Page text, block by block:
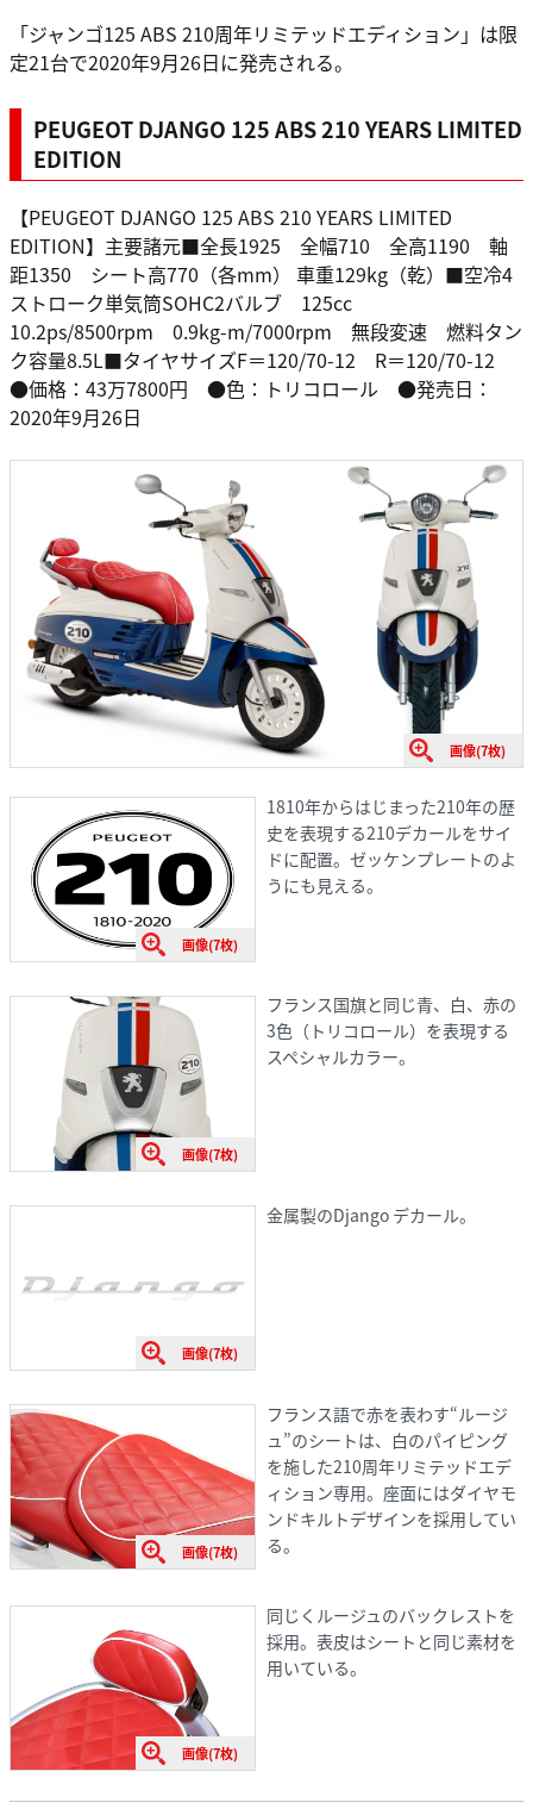
「ジャンゴ125 ABS 210周年リミテッドエディション」は限
定21台で2020年9月26日に発売される。
PEUGEOT DJANGO 125 ABS 210 YEARS LIMITED
EDITION
【PEUGEOT DJANGO 125 ABS 210 YEARS LIMITED
EDITION】主要諸元■全長1925 全幅710 全高1190 軸
距1350 シート高770（各mm） 車重129kg（乾）■空冷4
ストローク単気筒SOHC2バルブ 125cc
10.2ps/8500rpm 0.9kg-m/7000rpm 無段変速 燃料タン
ク容量8.5L■タイヤサイズF＝120/70-12 R＝120/70-12
●価格：43万7800円 ●色：トリコロール ●発売日：
2020年9月26日
画像(7枚)
画像(7枚)
1810年からはじまった210年の歴
史を表現する210デカールをサイ
ドに配置。ゼッケンプレートのよ
うにも見える。
画像(7枚)
フランス国旗と同じ青、白、赤の
3色（トリコロール）を表現する
スペシャルカラー。
画像(7枚)
金属製のDjango デカール。
画像(7枚)
フランス語で赤を表わす“ルージ
ュ”のシートは、白のパイピング
を施した210周年リミテッドエデ
ィション専用。座面にはダイヤモ
ンドキルトデザインを採用してい
る。
画像(7枚)
同じくルージュのバックレストを
採用。表皮はシートと同じ素材を
用いている。